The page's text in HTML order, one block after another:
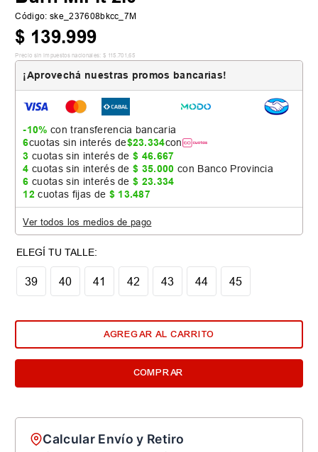
Código: ske_237608bkcc_7M
$ 139.999
Precio sin impuestos nacionales: $ 115 .701 ,65
¡Aprovechá nuestras promos bancarias!
-10% con transferencia bancaria
6cuotas sin interés de$23.334con
3 cuotas sin interés de$ 46.667
4 cuotas sin interés de$ 35.000 con Banco Provincia
6 cuotas sin interés de$ 23.334
12 cuotas fijas de $ 13.487
Ver todos los medios de pago
39 40 41 42 43 44 45
AGREGAR AL CARRITO
COMPRAR
Calcular Envío y Retiro